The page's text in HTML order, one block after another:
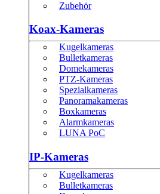
Zubehör
Koax-Kameras
Kugelkameras
Bulletkameras
Domekameras
PTZ-Kameras
Spezialkameras
Panoramakameras
Boxkameras
Alarmkameras
LUNA PoC
IP-Kameras
Kugelkameras
Bulletkameras